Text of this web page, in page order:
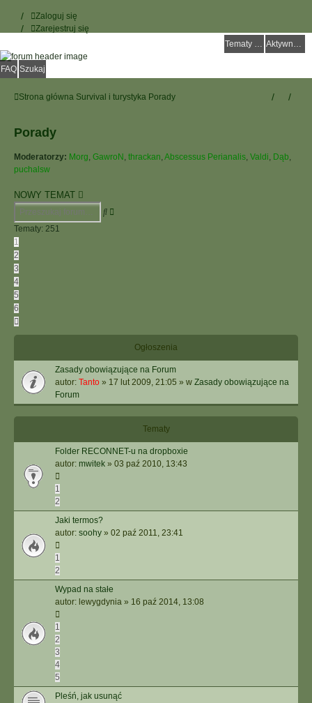
Zaloguj się
Zarejestruj się
Tematy bez odpowiedzi
Aktywne tematy
FAQ Szukaj
Strona główna Survival i turystyka Porady
Porady
Moderatorzy: Morg, GawroN , thrackan, Abscessus Perianalis, Valdi, Dąb,
puchalsw
NOWY TEMAT
Szukaj
Tematy: 251
1
2
3
4
5
6
Ogłoszenia
Zasady obowiązujące na Forum
autor: Tanto » 17 lut 2009, 21:05 » w Zasady obowiązujące na
Forum
Tematy
Folder RECONNET-u na dropboxie
autor: mwitek » 03 paź 2010, 13:43
1
2
Jaki termos?
autor: soohy » 02 paź 2011, 23:41
1
2
Wypad na stałe
autor: lewygdynia » 16 paź 2014, 13:08
1
2
3
4
5
Pleśń, jak usunąć